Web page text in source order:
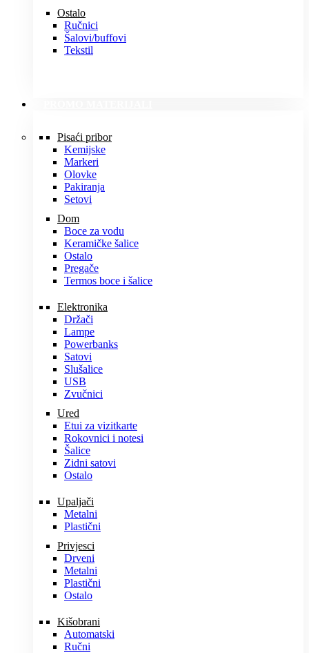
Ostalo
Ručnici
Šalovi/buffovi
Tekstil
Pisaći pribor
Kemijske
Markeri
Olovke
Pakiranja
Setovi
Dom
Boce za vodu
Keramičke šalice
Ostalo
Pregače
Termos boce i šalice
Elektronika
Držači
Lampe
Powerbanks
Satovi
Slušalice
USB
Zvučnici
Ured
Etui za vizitkarte
Rokovnici i notesi
Šalice
Zidni satovi
Ostalo
Upaljači
Metalni
Plastični
Privjesci
Drveni
Metalni
Plastični
Ostalo
Kišobrani
Automatski
Ručni